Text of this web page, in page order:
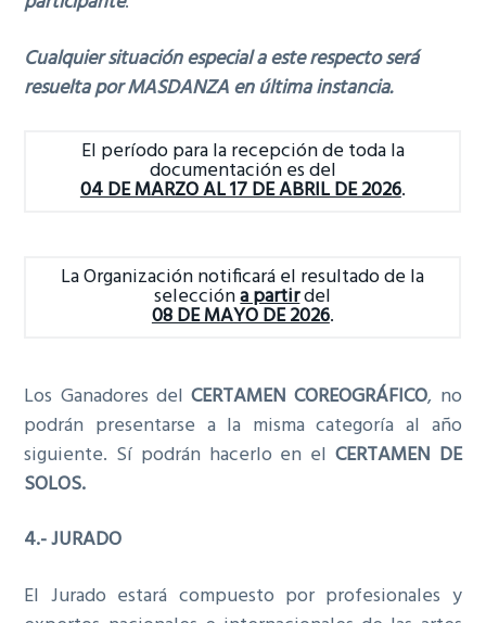
Cualquier situación especial a este respecto será
resuelta por MASDANZA en última instancia.
El período para la recepción de toda la
documentación es del
04 DE MARZO AL 17 DE ABRIL DE 2026.
La Organización notificará el resultado de la
seleccióna partirdel
08 DE MAYO DE 2026.
Los Ganadores delCERTAMEN COREOGRÁFICO, no
podrán presentarse a la misma categoría al año
siguiente. Sí podrán hacerlo en el CERTAMEN DE
SOLOS.
4.- JURADO
El Jurado estará compuesto por profesionales y